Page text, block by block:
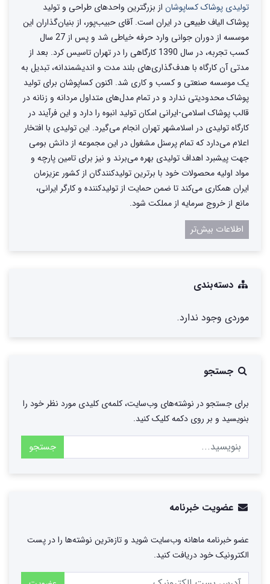
تولیدی پوشاک کساپوشان از بزرگترین واحد‌های طراحی و تولید‌
پوشاک الیاف طبیعی در ایران است. آقای حبیب‌پور، از بنیان‌گذاران این
موسسه از دوران جوانی وارد حرفه خیاطی شد و پس از 27 سال
کسب تجربه، در سال 1390 کارگاهی را در تهران تاسیس کرد. بعد از
مدتی آن کارگاه با هدف‌گذاری‌های بلند مدت و اندیشمندانه، تبدیل به
یک موسسه صنعتی و کسب و کاری شد. اکنون کساپوشان برای تولید
پوشاک محدودیتی ندارد و در تمام مدل‌های متداول مردانه و زنانه در
قالب پوشاک اسلامی-ایرانی امکان تولید انبوه را دارد و این فرآیند در
کارگاه تولیدی در اسلامشهر تهران انجام می‌گیرد. این تولیدی با افتخار
اعلام می‌دارد که تمام پرسنل مشغول در این مجموعه از دانش بومی
جهت پیشبرد اهداف تولیدی بهره می‌برند و نیز برای تامین پارچه و
مواد اولیه محصولات خود با برترین تولیدکنندگان از کشور عزیزمان
ایران همکاری می‌کند تا ضمن حمایت از تولیدکننده و کارگر ایرانی،
مانع از خروج سرمایه از مملکت شود.
اطلاعات بیش‌تر
دسته‌بندی
موردی وجود ندارد.
جستجو
برای جستجو در نوشته‌های وب‌سایت، کلمه‌ی کلیدی مورد نظر خود را
بنویسید و بر روی دکمه کلیک کنید.
جستجو
عضویت خبرنامه
عضو خبرنامه ماهانه وب‌سایت شوید و تازه‌ترین نوشته‌ها را در پست
الکترونیک خود دریافت کنید.